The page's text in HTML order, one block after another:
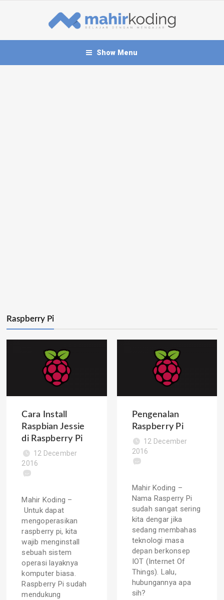
Show Menu
Raspberry Pi
Cara Install
Raspbian Jessie
di Raspberry Pi
12 December
2016
Mahir Koding –
Untuk dapat
mengoperasikan
raspberry pi, kita
wajib menginstall
sebuah sistem
operasi layaknya
komputer biasa.
Raspberry Pi sudah
mendukung
Pengenalan
Raspberry Pi
12 December
2016
Mahir Koding –
Nama Rasperry Pi
sudah sangat sering
kita dengar jika
sedang membahas
teknologi masa
depan berkonsep
IOT (Internet Of
Things). Lalu,
hubungannya apa
sih?